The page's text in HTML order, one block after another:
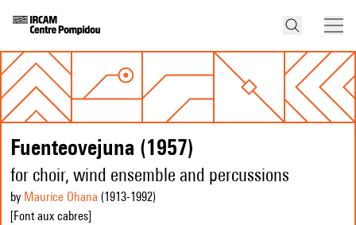
Fuenteovejuna (1957)
for choir, wind ensemble and percussions
by Maurice Ohana (1913-1992)
[Font aux cabres]